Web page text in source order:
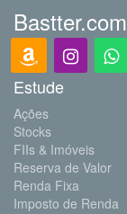
Bastter.com
Estude
Ações
Stocks
FIIs & Imóveis
Reserva de Valor
Renda Fixa
Imposto de Renda